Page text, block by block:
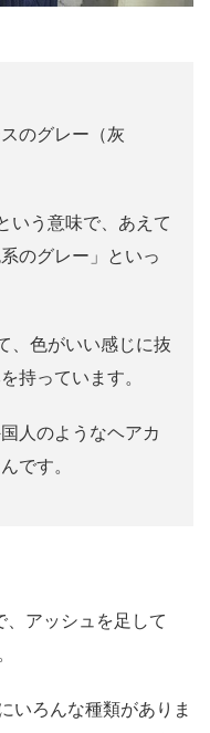
のグレー（灰
いう意味で、あえて
のグレー」といっ
、色がいい感じに抜
持っています。
人のようなヘアカ
です。
、アッシュを足して
いろんな種類がありま